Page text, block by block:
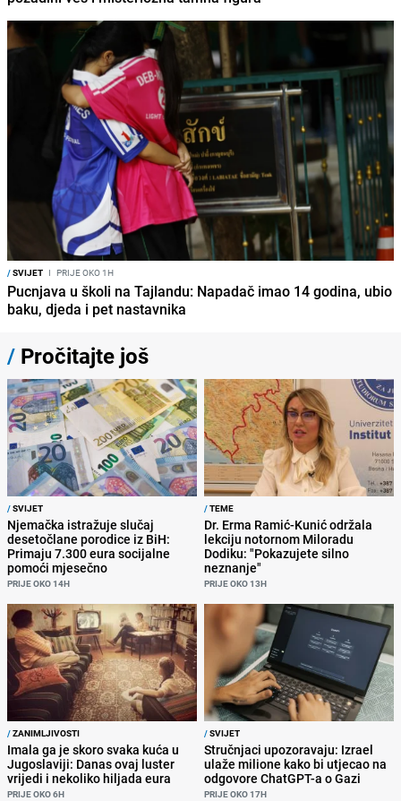
/SVIJET I PRIJE OKO 1H
Pucnjava u školi na Tajlandu: Napadač imao 14 godina, ubio
baku, djeda i pet nastavnika
/ Pročitajte još
/SVIJET
Njemačka istražuje slučaj
desetočlane porodice iz BiH:
Primaju 7.300 eura socijalne
pomoći mjesečno
PRIJE OKO 14H
/TEME
Dr. Erma Ramić-Kunić održala
lekciju notornom Miloradu
Dodiku: "Pokazujete silno
neznanje"
PRIJE OKO 13H
/ZANIMLJIVOSTI
Imala ga je skoro svaka kuća u
Jugoslaviji: Danas ovaj luster
vrijedi i nekoliko hiljada eura
PRIJE OKO 6H
/SVIJET
Stručnjaci upozoravaju: Izrael
ulaže milione kako bi utjecao na
odgovore ChatGPT-a o Gazi
PRIJE OKO 17H